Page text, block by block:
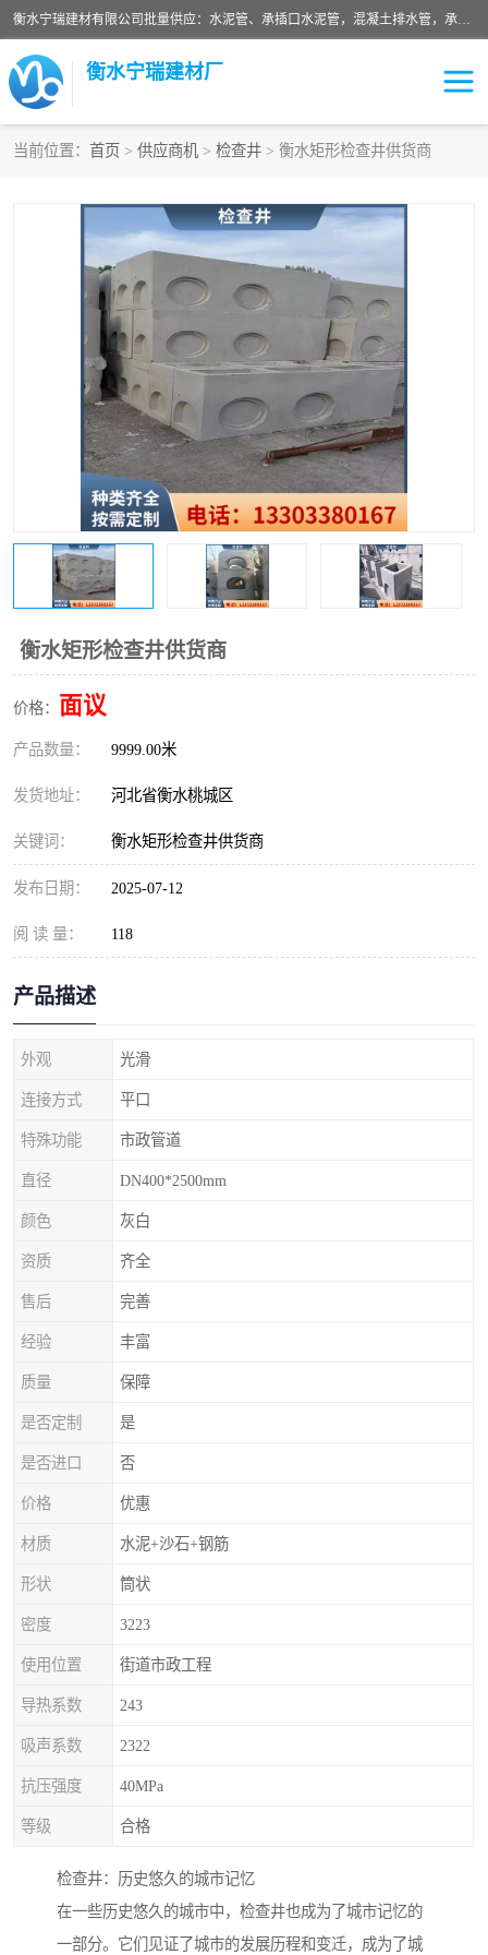
衡水宁瑞建材有限公司批量供应：水泥管、承插口水泥管，混凝土排水管，承插口水泥管，企口水泥管，钢承口水泥管，顶管，平口水泥管，水泥检查井，混凝土检查井，预制混凝土检查井，矩形检查井，圆形检查井等产品。
衡水宁瑞建材厂
当前位置： 首页 > 供应商机 > 检查井 > 衡水矩形检查井供货商
衡水矩形检查井供货商
价格： 面议
产品数量： 9999.00米
发货地址： 河北省衡水桃城区
关键词： 衡水矩形检查井供货商
发布日期： 2025-07-12
阅 读 量： 118
产品描述
外观 光滑
连接方式 平口
特殊功能 市政管道
直径 DN400*2500mm
颜色 灰白
资质 齐全
售后 完善
经验 丰富
质量 保障
是否定制 是
是否进口 否
价格 优惠
材质 水泥+沙石+钢筋
形状 筒状
密度 3223
使用位置 街道市政工程
导热系数 243
吸声系数 2322
抗压强度 40MPa
等级 合格
检查井：历史悠久的城市记忆
在一些历史悠久的城市中，检查井也成为了城市记忆的
一部分。它们见证了城市的发展历程和变迁，成为了城
水泥检查井 水泥管
圆形检查井 矩形检查井
混凝土检查井 预制混凝土检查井
企口水泥管 钢承口水泥管
波纹管